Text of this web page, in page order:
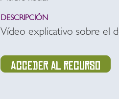
DESCRIPCIÓN
Vídeo explicativo sobre el
Acceder al recurso